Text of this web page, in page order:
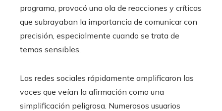
programa, provocó una ola de reacciones y críticas
que subrayaban la importancia de comunicar con
precisión, especialmente cuando se trata de
temas sensibles.
Las redes sociales rápidamente amplificaron las
voces que veían la afirmación como una
simplificación peligrosa. Numerosos usuarios